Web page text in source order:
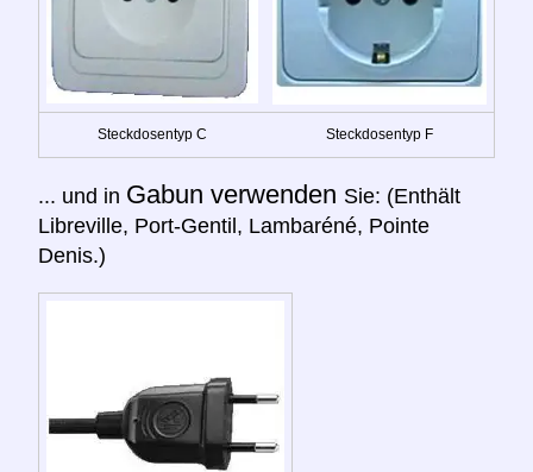
Steckdosentyp C Steckdosentyp F
... und in Gabun verwenden Sie: (Enthält
Libreville, Port-Gentil, Lambaréné, Pointe
Denis.)